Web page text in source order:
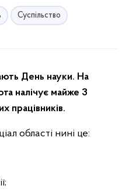
Суспільство
День науки. На
налічує майже 3
працівників.
області нині це: